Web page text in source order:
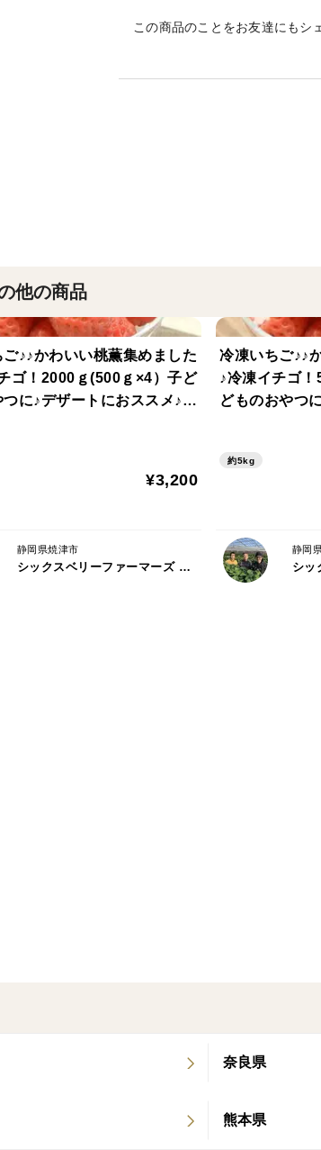
果実の大きさは通常のいち
ぜひ一度驚きの香りと味をご
品種の特徴
今までのいちごとは全く別の
甘みと酸味のバランスが良
この商品のことをお友達にもシ
奈良県
熊本県
他の商品
♪♪かわいい桃薫集めました
ゴ！2000ｇ(500ｇ×4）子ど
つに♪デザートにおススメ♪
¥3,200
静岡県焼津市
シックスベリーファーマーズ 松田農園
冷凍いちご♪♪
♪冷凍イチゴ
どものおやつ
約5kg
静岡